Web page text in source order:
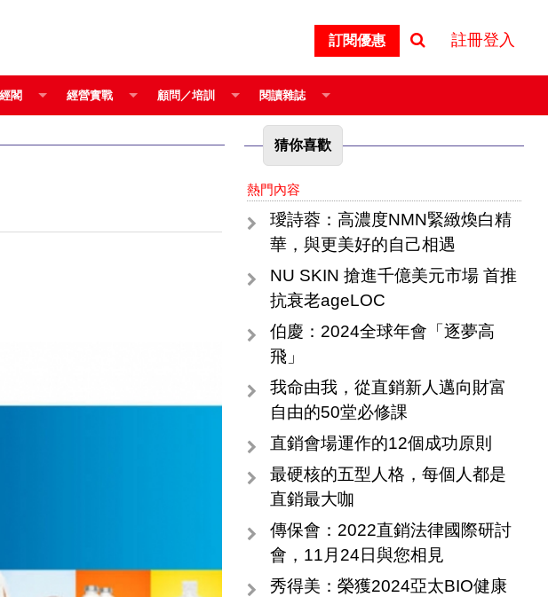
訂閱優惠 註冊登入
閣 經營實戰 顧問／培訓 閱讀雜誌
猜你喜歡
熱門內容
璦詩蓉：高濃度NMN緊緻煥白精
華，與更美好的自己相遇
NU SKIN 搶進千億美元市場 首推
抗衰老ageLOC
伯慶：2024全球年會「逐夢高
飛」
我命由我，從直銷新人邁向財富
自由的50堂必修課
直銷會場運作的12個成功原則
最硬核的五型人格，每個人都是
直銷最大咖
傳保會：2022直銷法律國際研討
會，11月24日與您相見
秀得美：榮獲2024亞太BIO健康